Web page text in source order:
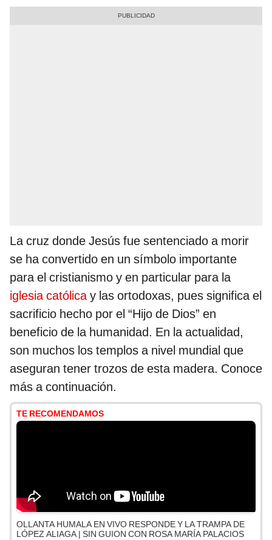
La cruz donde Jesús fue sentenciado a morir
se ha convertido en un símbolo importante
para el cristianismo y en particular para la
iglesia católicay las ortodoxas, pues significa el
sacrificio hecho por el “Hijo de Dios” en
beneficio de la humanidad. En la actualidad,
son muchos los templos a nivel mundial que
aseguran tener trozos de esta madera. Conoce
más a continuación.
TE RECOMENDAMOS
OLLANTA HUMALA EN VIVO RESPONDE Y LA TRAMPA DE
LÓPEZ ALIAGA | SIN GUION CON ROSA MARÍA PALACIOS